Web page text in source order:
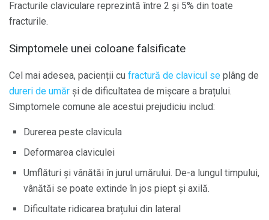
Fracturile claviculare reprezintă între 2 și 5% din toate
fracturile.
Simptomele unei coloane falsificate
Cel mai adesea, pacienții cu fractură de clavicul se plâng de
dureri de umăr și de dificultatea de mișcare a brațului.
Simptomele comune ale acestui prejudiciu includ:
Durerea peste clavicula
Deformarea claviculei
Umflături și vânătăi în jurul umărului. De-a lungul timpului,
vânătăi se poate extinde în jos piept și axilă.
Dificultate ridicarea brațului din lateral